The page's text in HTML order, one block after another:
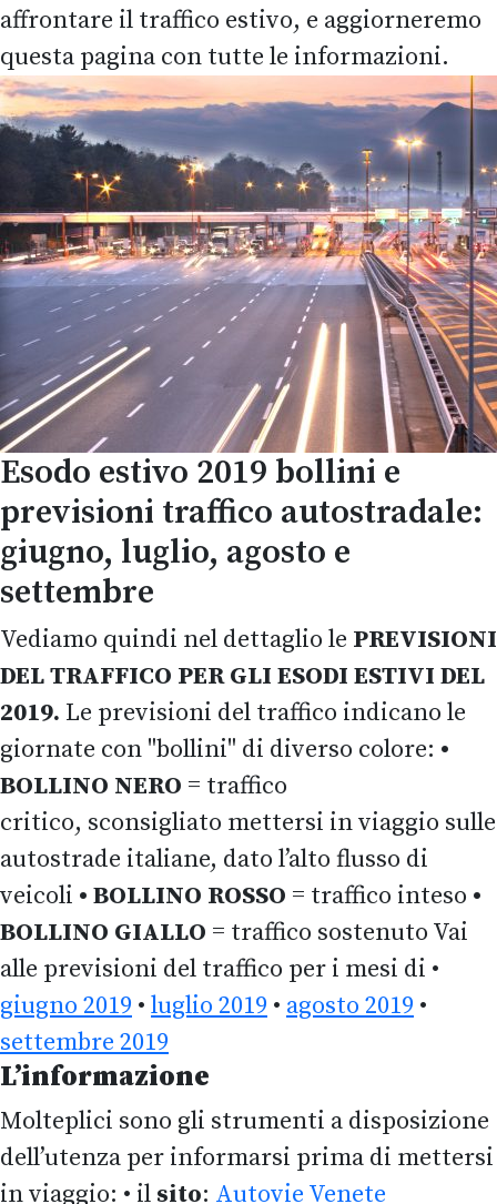
affrontare il traffico estivo, e aggiorneremo
questa pagina con tutte le informazioni.
Esodo estivo 2019 bollini e
previsioni traffico autostradale:
giugno, luglio, agosto e
settembre
Vediamo quindi nel dettaglio le PREVISIONI
DEL TRAFFICO PER GLI ESODI ESTIVI DEL
2019. Le previsioni del traffico indicano le
giornate con "bollini" di diverso colore: •
BOLLINO NERO = traffico
critico, sconsigliato mettersi in viaggio sulle
autostrade italiane, dato l’alto flusso di
veicoli • BOLLINO ROSSO = traffico inteso •
BOLLINO GIALLO = traffico sostenuto Vai
alle previsioni del traffico per i mesi di •
giugno 2019 • luglio 2019 • agosto 2019 •
settembre 2019
L’informazione
Molteplici sono gli strumenti a disposizione
dell’utenza per informarsi prima di mettersi
in viaggio: • il sito: Autovie Venete